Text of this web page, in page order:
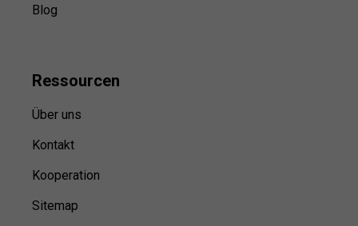
Blog
Ressourcen
Über uns
Kontakt
Kooperation
Sitemap